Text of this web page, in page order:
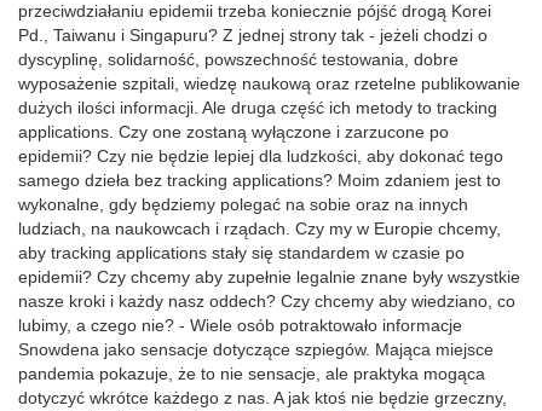
przeciwdziałaniu epidemii trzeba koniecznie pójść drogą Korei
Pd., Taiwanu i Singapuru? Z jednej strony tak - jeżeli chodzi o
dyscyplinę, solidarność, powszechność testowania, dobre
wyposażenie szpitali, wiedzę naukową oraz rzetelne publikowanie
dużych ilości informacji. Ale druga część ich metody to tracking
applications. Czy one zostaną wyłączone i zarzucone po
epidemii? Czy nie będzie lepiej dla ludzkości, aby dokonać tego
samego dzieła bez tracking applications? Moim zdaniem jest to
wykonalne, gdy będziemy polegać na sobie oraz na innych
ludziach, na naukowcach i rządach. Czy my w Europie chcemy,
aby tracking applications stały się standardem w czasie po
epidemii? Czy chcemy aby zupełnie legalnie znane były wszystkie
nasze kroki i każdy nasz oddech? Czy chcemy aby wiedziano, co
lubimy, a czego nie? - Wiele osób potraktowało informacje
Snowdena jako sensacje dotyczące szpiegów. Mająca miejsce
pandemia pokazuje, że to nie sensacje, ale praktyka mogąca
dotyczyć wkrótce każdego z nas. A jak ktoś nie będzie grzeczny,